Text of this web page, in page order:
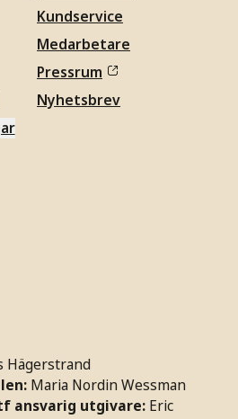
Kundservice
Medarbetare
Pressrum
Nyhetsbrev
Hägerstrand
Maria Nordin Wessman
ansvarig utgivare: Eric